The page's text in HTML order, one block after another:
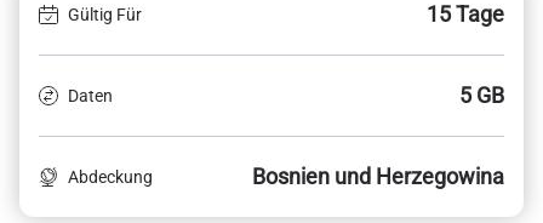
Gültig Für 15 Tage
Daten 5 GB
Abdeckung Bosnien und Herzegowina